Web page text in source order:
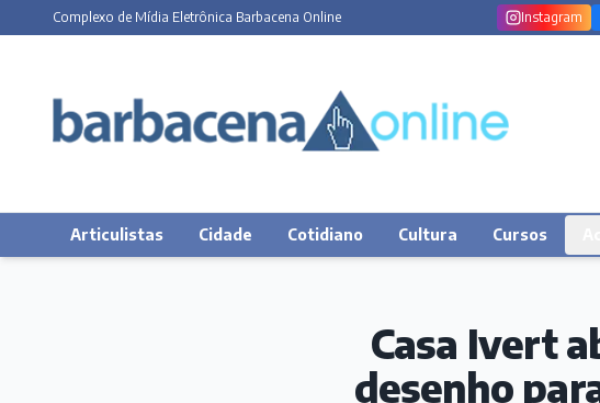
Complexo de Mídia Eletrônica Barbacena Online Instagram
Articulistas Cidade Cotidiano Cultura Cursos
Casa Ivert
desenho